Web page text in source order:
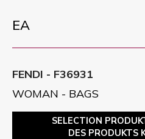
EA
FENDI - F36931
WOMAN - BAGS
SELECTION
DES PRODUKTS